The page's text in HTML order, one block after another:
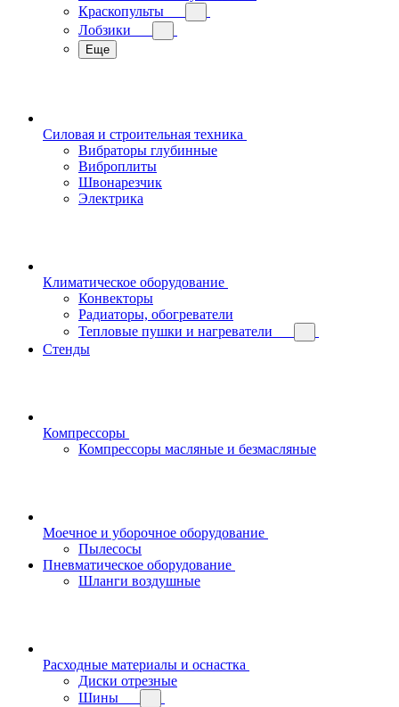
Краскопульты
Лобзики
Еще
Силовая и строительная техника
Вибраторы глубинные
Виброплиты
Швонарезчик
Электрика
Климатическое оборудование
Конвекторы
Радиаторы, обогреватели
Тепловые пушки и нагреватели
Стенды
Компрессоры
Компрессоры масляные и безмасляные
Моечное и уборочное оборудование
Пылесосы
Пневматическое оборудование
Шланги воздушные
Расходные материалы и оснастка
Диски отрезные
Шины